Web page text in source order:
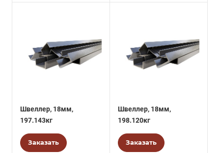
Швеллер, 18мм,
197.143кг
Заказать
Швеллер, 18мм,
198.120кг
Заказать